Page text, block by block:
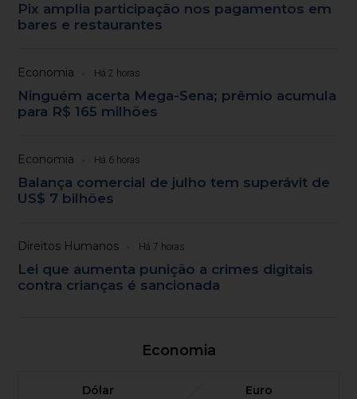
Pix amplia participação nos pagamentos em
bares e restaurantes
Economia Há 2 horas
Ninguém acerta Mega-Sena; prêmio acumula
para R$ 165 milhões
Economia Há 6 horas
Balança comercial de julho tem superávit de
US$ 7 bilhões
Direitos Humanos Há 7 horas
Lei que aumenta punição a crimes digitais
contra crianças é sancionada
Economia
Dólar
Euro